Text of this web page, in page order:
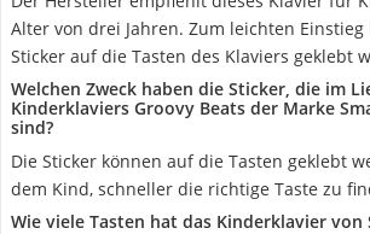
Alter von drei Jahren. Zum leichten
Sticker auf die Tasten des Klaviers geklebt
Welchen Zweck haben die Sticker, die im
Kinderklaviers Groovy Beats der Marke
sind?
Die Sticker können auf die Tasten geklebt
dem Kind, schneller die richtige Taste zu
Wie viele Tasten hat das Kinderklavier von